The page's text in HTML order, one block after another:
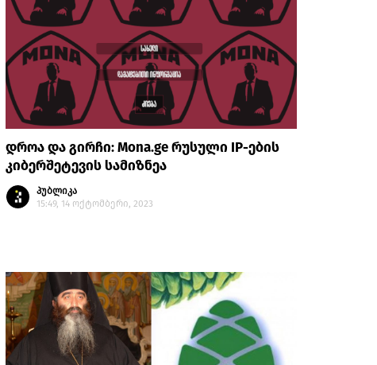
დროა და გირჩი: Mona.ge რუსული IP-ების
კიბერშეტევის სამიზნეა
პუბლიკა
15:49, 14 ოქტომბერი, 2023